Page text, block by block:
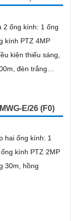
2 ống kính: 1 ống
kính PTZ 4MP
đèn trắng
E/26 (F0)
hai ống kính: 1
kính PTZ 2MP